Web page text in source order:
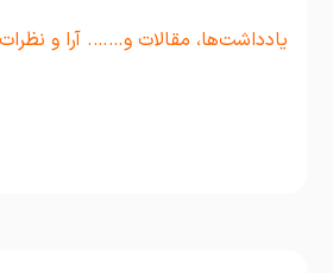
یادداشت‌ها، مقالات و……. آرا و